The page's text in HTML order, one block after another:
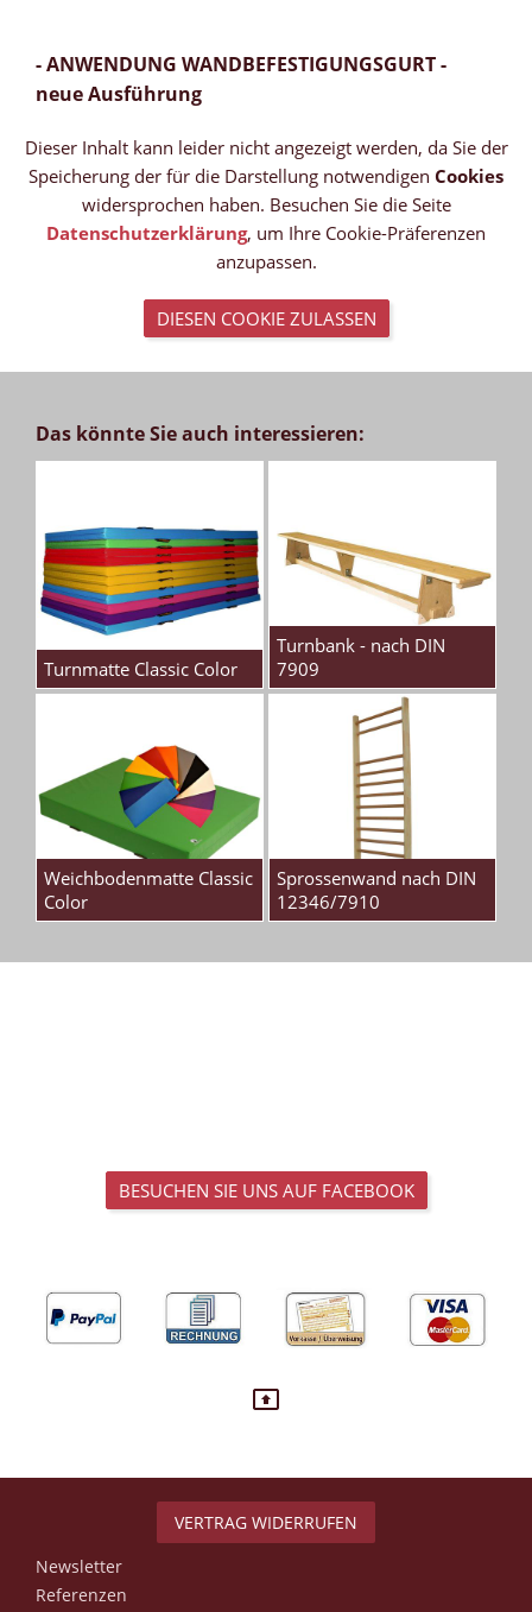
- ANWENDUNG WANDBEFESTIGUNGSGURT -
neue Ausführung
Dieser Inhalt kann leider nicht angezeigt werden, da Sie der
Speicherung der für die Darstellung notwendigen Cookies
widersprochen haben. Besuchen Sie die Seite
Datenschutzerklärung, um Ihre Cookie-Präferenzen
anzupassen.
DIESEN COOKIE ZULASSEN
Das könnte Sie auch interessieren:
Turnmatte Classic Color
Turnbank - nach DIN
7909
Weichbodenmatte Classic
Color
Sprossenwand nach DIN
12346/7910
BESUCHEN SIE UNS AUF FACEBOOK
VERTRAG WIDERRUFEN
Newsletter
Referenzen